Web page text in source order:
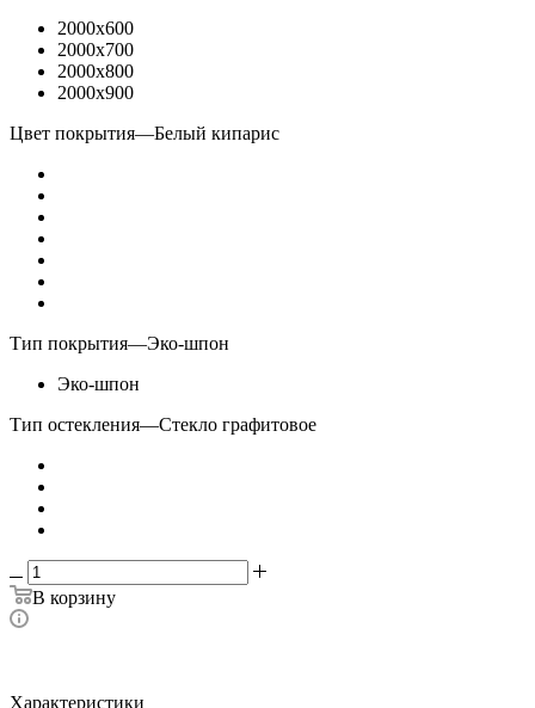
2000x600
2000x700
2000x800
2000x900
Цвет покрытия—Белый кипарис
Тип покрытия—Эко-шпон
Эко-шпон
Тип остекления—Стекло графитовое
В корзину
Характеристики